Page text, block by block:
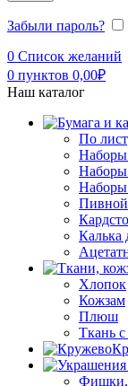
Забыли пароль?
0 Список желаний
0 пунктов 0,00₽
Наш каталог
По
Наборы
Наборы
Наборы
Пивной
Калька
Хлопок
Кожзам
Плюш
Ткань с
Фишки,